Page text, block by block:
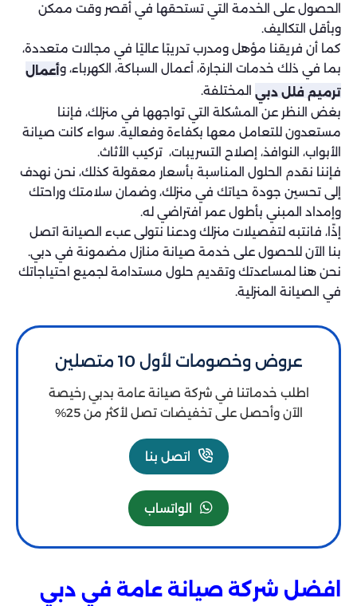
الحصول على الخدمة التي تستحقها في أقصر وقت ممكن
وبأقل التكاليف.
كما أن فريقنا مؤهل ومدرب تدريبًا عاليًا في مجالات متعددة،
بما في ذلك خدمات النجارة، أعمال السباكة، الكهرباء، وأعمال
ترميم فلل دبي المختلفة.
بغض النظر عن المشكلة التي تواجهها في منزلك، فإننا
مستعدون للتعامل معها بكفاءة وفعالية. سواء كانت صيانة
الأبواب، النوافذ، إصلاح التسريبات، تركيب الأثاث.
فإننا نقدم الحلول المناسبة بأسعار معقولة كذلك، نحن نهدف
إلى تحسين جودة حياتك في منزلك، وضمان سلامتك وراحتك
وإمداد المبني بأطول عمر افتراضي له.
إذًا، فانتبه لتفصيلات منزلك ودعنا نتولى عبء الصيانة اتصل
بنا الآن للحصول على خدمة صيانة منازل مضمونة في دبي.
نحن هنا لمساعدتك وتقديم حلول مستدامة لجميع احتياجاتك
في الصيانة المنزلية.
عروض وخصومات لأول 10 متصلين
اطلب خدماتنا في شركة صيانة عامة بدبي رخيصة
الآن وأحصل على تخفيضات تصل لأكثر من 25%
اتصل بنا
الواتساب
افضل شركة صيانة عامة في دبي